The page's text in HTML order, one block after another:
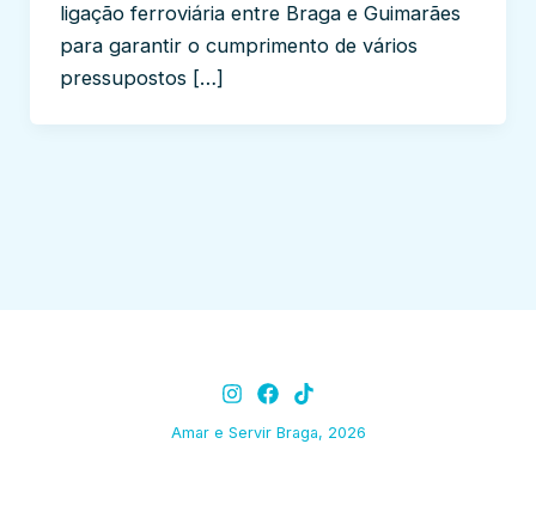
ligação ferroviária entre Braga e Guimarães
para garantir o cumprimento de vários
pressupostos […]
Amar e Servir Braga, 2026